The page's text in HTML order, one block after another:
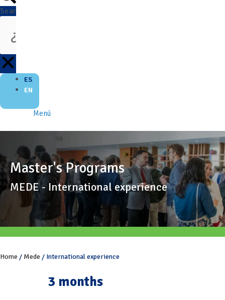
Search
ES
EN
Menú
Master's Programs
MEDE - International experience
Home / Mede / International experience
3 months